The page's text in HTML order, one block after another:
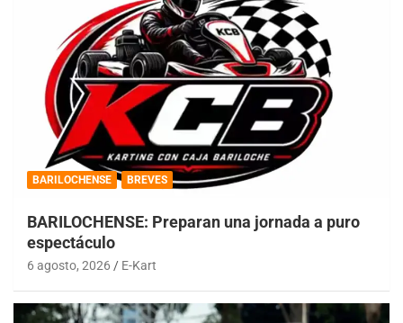
BARILOCHENSE BREVES
BARILOCHENSE: Preparan una jornada a puro
espectáculo
6 agosto, 2026 E-Kart